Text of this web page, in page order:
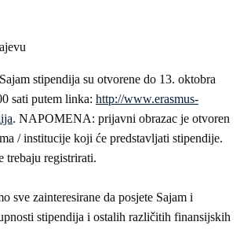
stipendija su otvorene do 13. oktobra
sati putem linka: http://www.erasmus-
. NAPOMENA: prijavni obrazac je otvoren
/ institucije koji će predstavljati stipendije.
trebaju registrirati.
sve zainteresirane da posjete Sajam i
stipendija i ostalih različitih finansijskih